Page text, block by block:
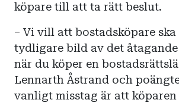
köpare till att ta rätt beslut.
– Vi vill att bostadsköpare ska
tydligare bild av det
när du köper en
Lennarth Åstrand och
vanligt misstag är att köparen